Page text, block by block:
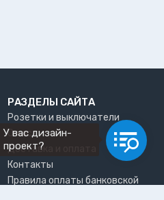
РАЗДЕЛЫ САЙТА
Розетки и выключатели
О нас
Доставка и оплата
Контакты
Правила оплаты банковской
У вас дизайн-
проект?